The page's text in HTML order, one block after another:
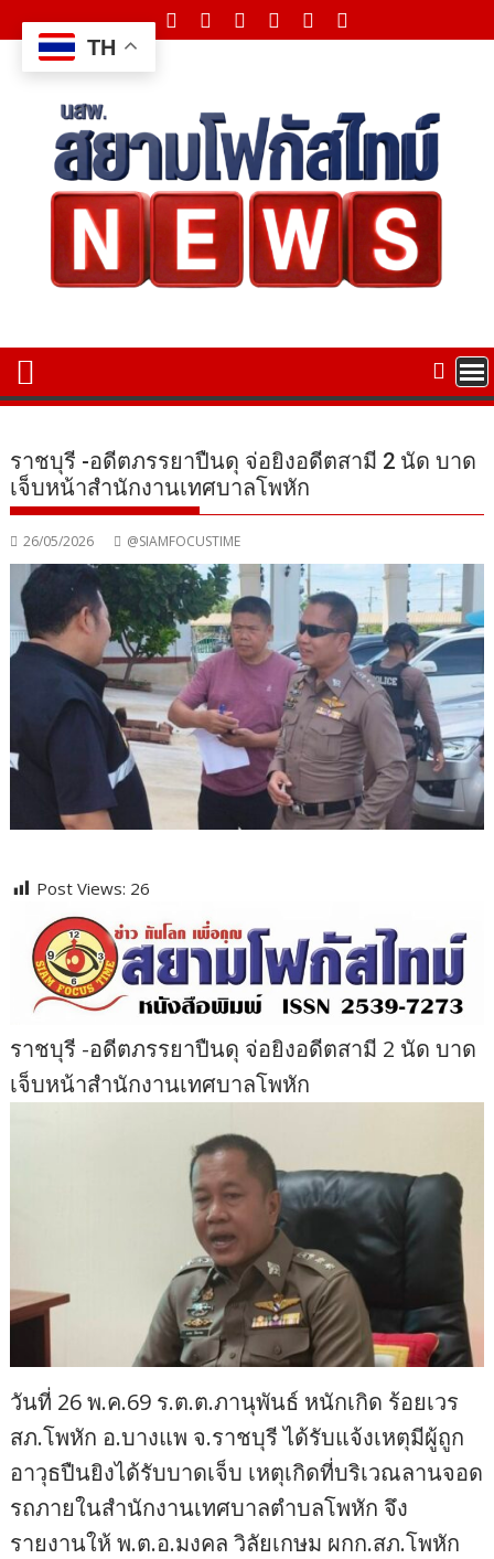
to
content
ราชบุรี -อดีตภรรยาปืนดุ จ่อยิงอดีตสามี 2 นัด บาด
เจ็บหน้าสำนักงานเทศบาลโพหัก
26/05/2026 @SIAMFOCUSTIME
Post Views: 26
ราชบุรี -อดีตภรรยาปืนดุ จ่อยิงอดีตสามี 2 นัด บาด
เจ็บหน้าสำนักงานเทศบาลโพหัก
วันที่ 26 พ.ค.69 ร.ต.ต.ภานุพันธ์ หนักเกิด ร้อยเวร
สภ.โพหัก อ.บางแพ จ.ราชบุรี ได้รับแจ้งเหตุมีผู้ถูก
อาวุธปืนยิงได้รับบาดเจ็บ เหตุเกิดที่บริเวณลานจอด
รถภายในสำนักงานเทศบาลตำบลโพหัก จึง
รายงานให้ พ.ต.อ.มงคล วิลัยเกษม ผกก.สภ.โพหัก
TH